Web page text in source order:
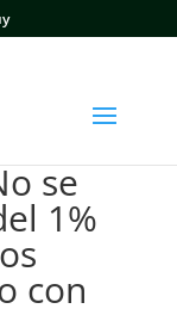
se
1%
con